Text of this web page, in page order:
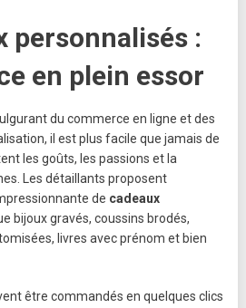
personnalisés :
en plein essor
du commerce en ligne et des
il est plus facile que jamais de
les goûts, les passions et la
Les détaillants proposent
de cadeaux
bijoux gravés, coussins brodés,
livres avec prénom et bien
être commandés en quelques clics